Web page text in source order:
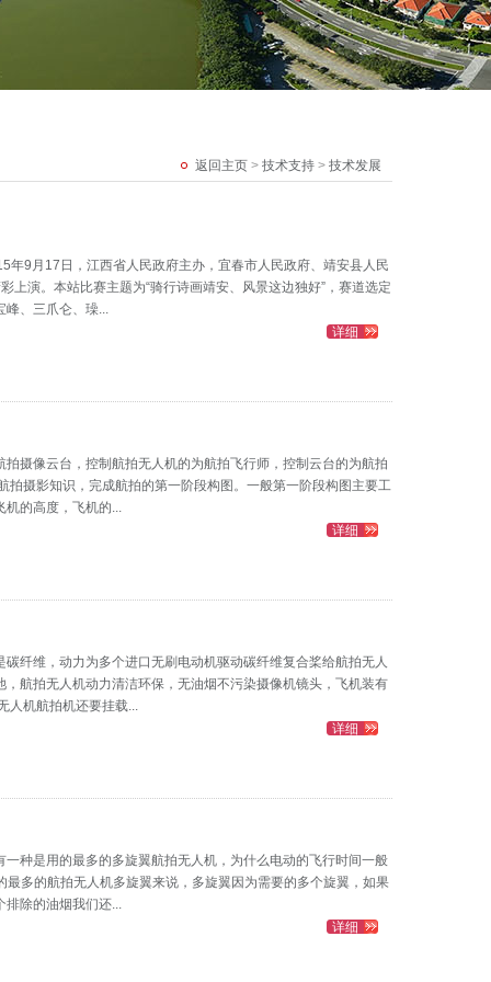
返回主页 > 技术支持 > 技术发展
9月17日，江西省人民政府主办，宜春市人民政府、靖安县人民
上演。本站比赛主题为“骑行诗画靖安、风景这边独好”，赛道选定
峰、三爪仑、璪...
详细
摄像云台，控制航拍无人机的为航拍飞行师，控制云台的为航拍
摄影知识，完成航拍的第一阶段构图。一般第一阶段构图主要工
机的高度，飞机的...
详细
纤维，动力为多个进口无刷电动机驱动碳纤维复合桨给航拍无人
航拍无人机动力清洁环保，无油烟不污染摄像机镜头，飞机装有
人机航拍机还要挂载...
详细
种是用的最多的多旋翼航拍无人机，为什么电动的飞行时间一般
多的航拍无人机多旋翼来说，多旋翼因为需要的多个旋翼，如果
排除的油烟我们还...
详细